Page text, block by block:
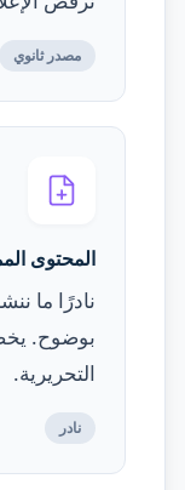
مصدر ثانوي
المحتوى
نادرًا ما
بوضوح.
التحريرية.
نادر